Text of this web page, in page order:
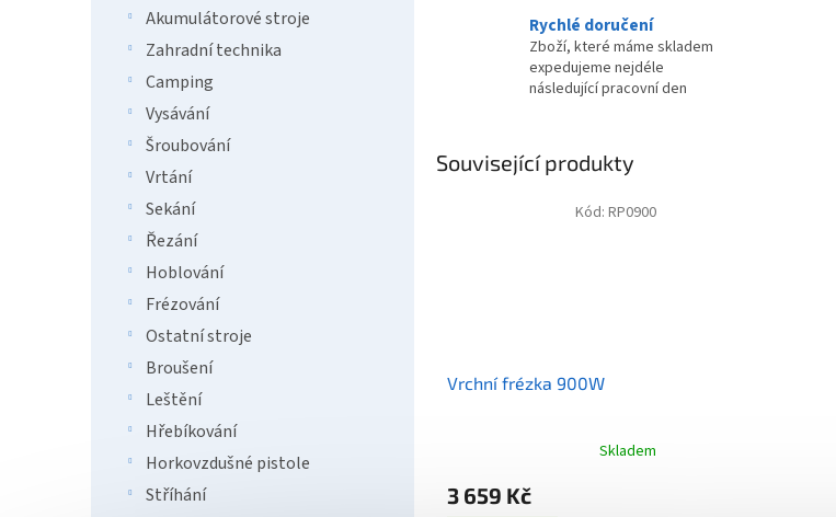
Akumulátorové stroje
Zahradní technika
Camping
Vysávání
Šroubování
Vrtání
Sekání
Řezání
Hoblování
Frézování
Ostatní stroje
Broušení
Leštění
Hřebíkování
Horkovzdušné pistole
Stříhání
Rychlé doručení
Zboží, které máme skladem
expedujeme nejdéle
následující pracovní den
Související produkty
Vrchní frézka 900W
produktu
Skladem
3 659 Kč
Kód: RP0900